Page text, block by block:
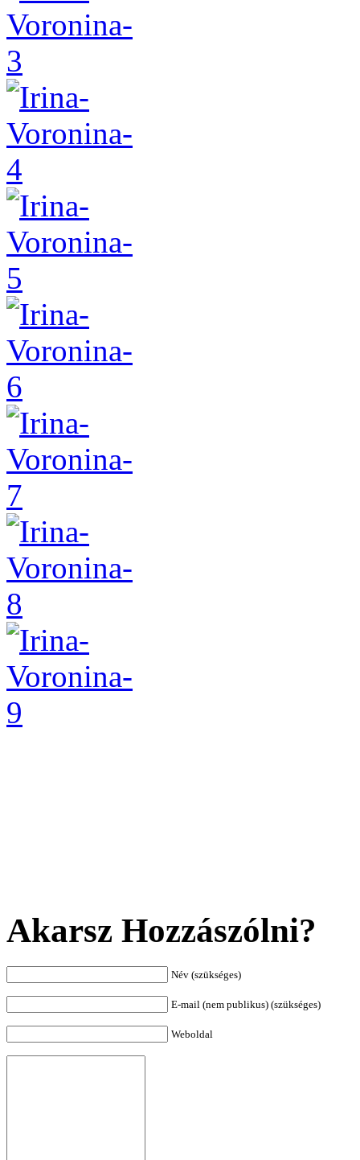
Akarsz Hozzászólni?
Név (szükséges)
E-mail (nem publikus) (szükséges)
Weboldal